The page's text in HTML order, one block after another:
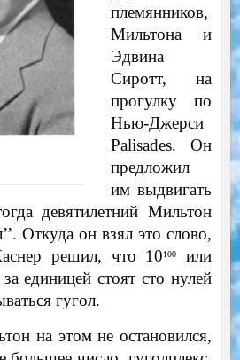
племянников,
Мильтона и
Эдвина
Сиротт, на
прогулку по
Нью-Джерси
Palisades. Он
предложил
им выдвигать
девятилетний Мильтон
Откуда он взял это слово,
решил, что 10100
или
единицей стоят сто нулей
гугол.
на этом не остановился,